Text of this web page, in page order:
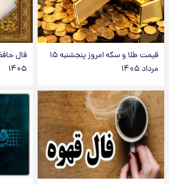
قیمت طلا و سکه امروز پنجشنبه ۱۵
مرداد ۱۴۰۵
۱۴۰۵